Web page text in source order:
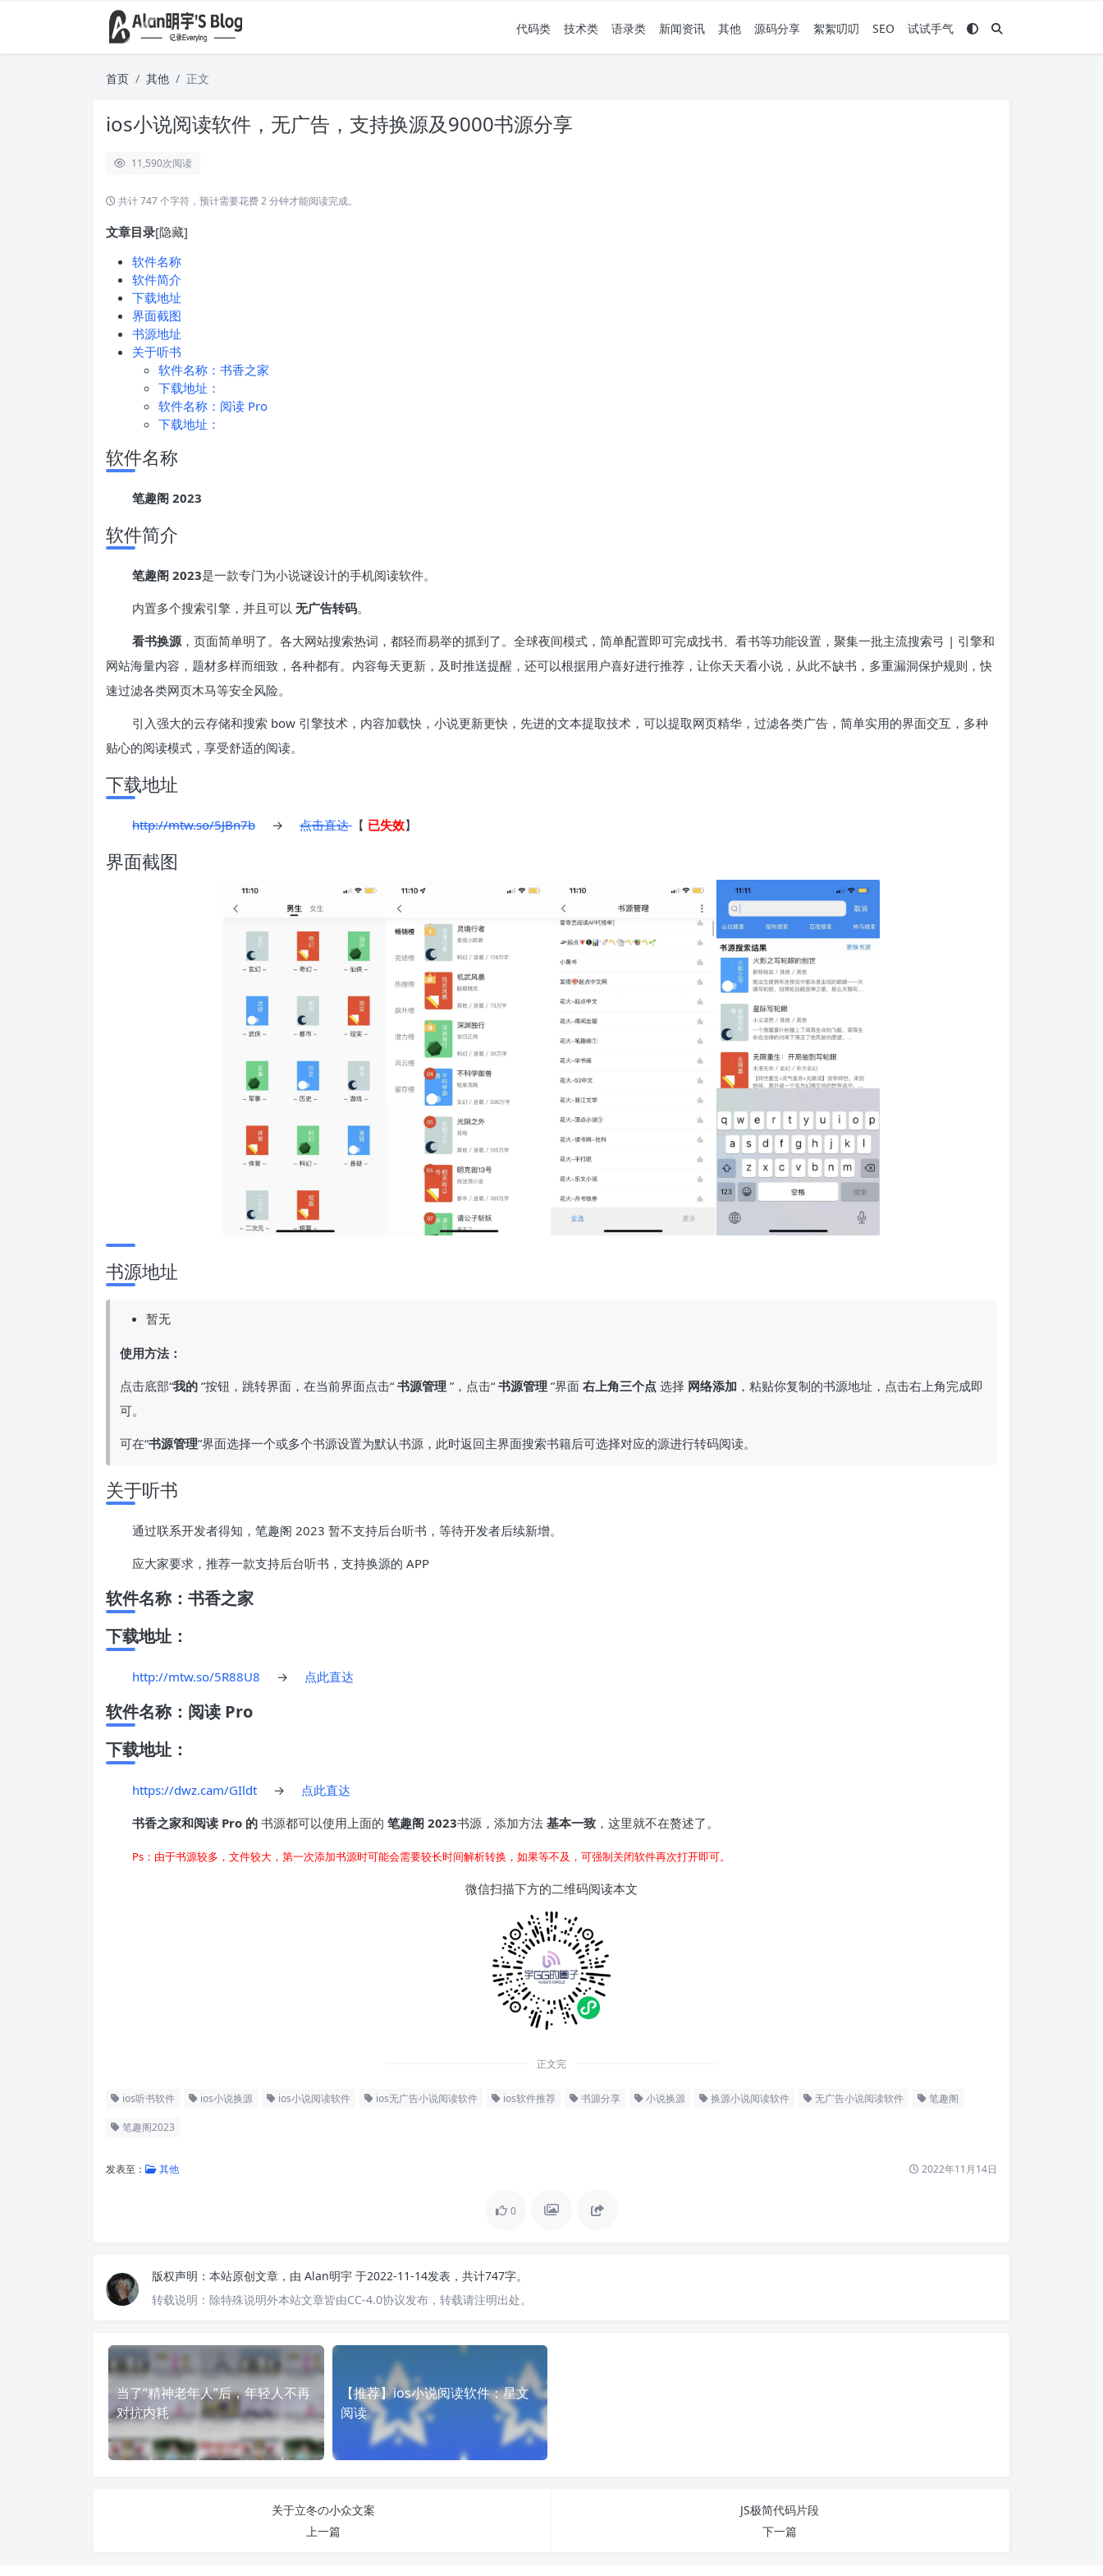
代码类 技术类 语录类 新闻资讯 其他 源码分享 絮絮叨叨 SEO 试试手气
首页 其他 正文
ios小说阅读软件，无广告，支持换源及9000书源分享
11,590次阅读
共计 747 个字符，预计需要花费 2 分钟才能阅读完成。
文章目录[隐藏]
软件名称
软件简介
下载地址
界面截图
书源地址
关于听书
软件名称：书香之家
下载地址：
软件名称：阅读 Pro
下载地址：
软件名称
笔趣阁 2023
软件简介
笔趣阁 2023是一款专门为小说谜设计的手机阅读软件。
内置多个搜索引擎，并且可以 无广告转码。
看书换源，页面简单明了。各大网站搜索热词，都轻而易举的抓到了。全球夜间模式，简单配置即可完成找书、看书等功能设置，聚集一批主流搜索弓 | 引擎和
网站海量内容，题材多样而细致，各种都有。内容每天更新，及时推送提醒，还可以根据用户喜好进行推荐，让你天天看小说，从此不缺书，多重漏洞保护规则，快
速过滤各类网页木马等安全风险。
引入强大的云存储和搜索 bow 引擎技术，内容加载快，小说更新更快，先进的文本提取技术，可以提取网页精华，过滤各类广告，简单实用的界面交互，多种
贴心的阅读模式，享受舒适的阅读。
下载地址
http://mtw.so/5JBn7b → 点击直达 【 已失效】
界面截图
书源地址
暂无
使用方法：
点击底部“我的 ”按钮，跳转界面，在当前界面点击“ 书源管理 ”，点击“ 书源管理 ”界面 右上角三个点 选择 网络添加 ，粘贴你复制的书源地址，点击右上角完成即
可。
可在“书源管理”界面选择一个或多个书源设置为默认书源，此时返回主界面搜索书籍后可选择对应的源进行转码阅读。
关于听书
通过联系开发者得知，笔趣阁 2023 暂不支持后台听书，等待开发者后续新增。
应大家要求，推荐一款支持后台听书，支持换源的 APP
软件名称： 书香之家
下载地址：
http://mtw.so/5R88U8 → 点此直达
软件名称： 阅读 Pro
下载地址：
https://dwz.cam/GIldt → 点此直达
书香之家和阅读 Pro 的 书源都可以使用上面的 笔趣阁 2023书源，添加方法 基本一致 ，这里就不在赘述了。
Ps：由于书源较多，文件较大，第一次添加书源时可能会需要较长时间解析转换，如果等不及，可强制关闭软件再次打开即可。
微信扫描下方的二维码阅读本文
正文完
ios听书软件 ios小说换源 ios小说阅读软件 ios无广告小说阅读软件 ios软件推荐 书源分享 小说换源 换源小说阅读软件 无广告小说阅读软件 笔趣阁
笔趣阁2023
发表至： 其他 2022年11月14日
0
版权声明： 本站原创文章，由 Alan明宇 于2022-11-14发表，共计747字。
转载说明： 除特殊说明外本站文章皆由CC-4.0协议发布，转载请注明出处。
当了“精神老年人”后，年轻人不再
对抗内耗
【推荐】ios小说阅读软件：星文
阅读
关于立冬の小众文案
上一篇
JS极简代码片段
下一篇